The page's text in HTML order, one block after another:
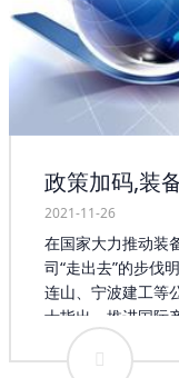
业发展，根据企业
企业发展空间，让
益，达成合作意识
强。轴承工厂店
用活现有的基础
发展；直面当前轴
持力度；要有计划
业来带动小企业发
加强与政府、金融
政策加码,装
2021-11-26
在国家大力推动装
司“走出去”的步伐
连山、宁波建工等
士指出，推进国际
发，相关配套政
重点行业将明显受